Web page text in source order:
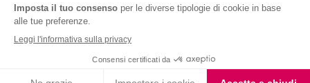
Letta l'informativa privacy, acconsento all'iscrizione alla newsletter